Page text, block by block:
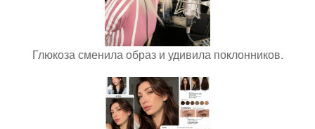
Глюкоза сменила образ и удивила поклонников.